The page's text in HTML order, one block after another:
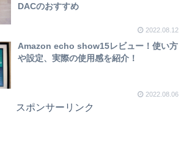
DACのおすすめ
2022.08.12
Amazon echo show15レビュー！使い方
や設定、実際の使用感を紹介！
2022.08.06
スポンサーリンク